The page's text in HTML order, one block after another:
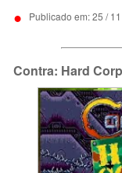
• Publicado em: 25 /
Contra: Hard